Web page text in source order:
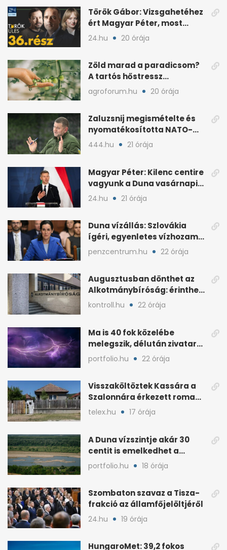
Török Gábor: Vizsgahetéhez
ért Magyar Péter, most
minden róla szól
24.hu 20 órája
Zöld marad a paradicsom?
A tartós hőstressz
késleltetheti az érést
agroforum.hu 20 órája
Zaluzsnij megismételte és
nyomatékosította NATO-
kritikáját
444.hu 21 órája
Magyar Péter: Kilenc centire
vagyunk a Duna vasárnapi
mélypontjától
24.hu 21 órája
Duna vízállás: Szlovákia
ígéri, egyenletes vízhozam
jön Magyarországra
penzcentrum.hu 22 órája
Augusztusban dönthet az
Alkotmánybíróság: érintheti
az uniós forrásokat
kontroll.hu 22 órája
Ma is 40 fok közelébe
melegszik, délután zivatar
és viharos szél jöhet
portfolio.hu 22 órája
Visszaköltöztek Kassára a
Szalonnára érkezett roma
családok
telex.hu 17 órája
A Duna vízszintje akár 30
centit is emelkedhet a
nyugati esők után
portfolio.hu 18 órája
Szombaton szavaz a Tisza-
frakció az államfőjelöltjéről
24.hu 19 órája
HungaroMet: 39,2 fokos